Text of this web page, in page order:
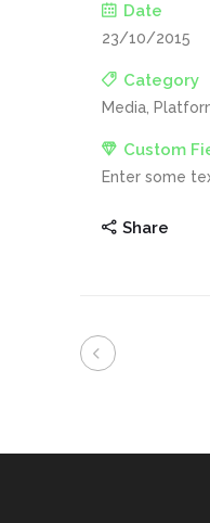
Date
23/10/2015
Category
Media,
Custom
Enter some
Share